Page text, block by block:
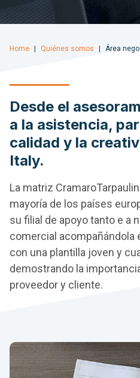
Home Quiénes somos Área
Desde el
a la asistencia,
calidad y la
Italy.
La matriz
mayoría de los países
su filial de apoyo tanto e a
comercial acompañándola
con una plantilla joven y
demostrando la
proveedor y cliente.